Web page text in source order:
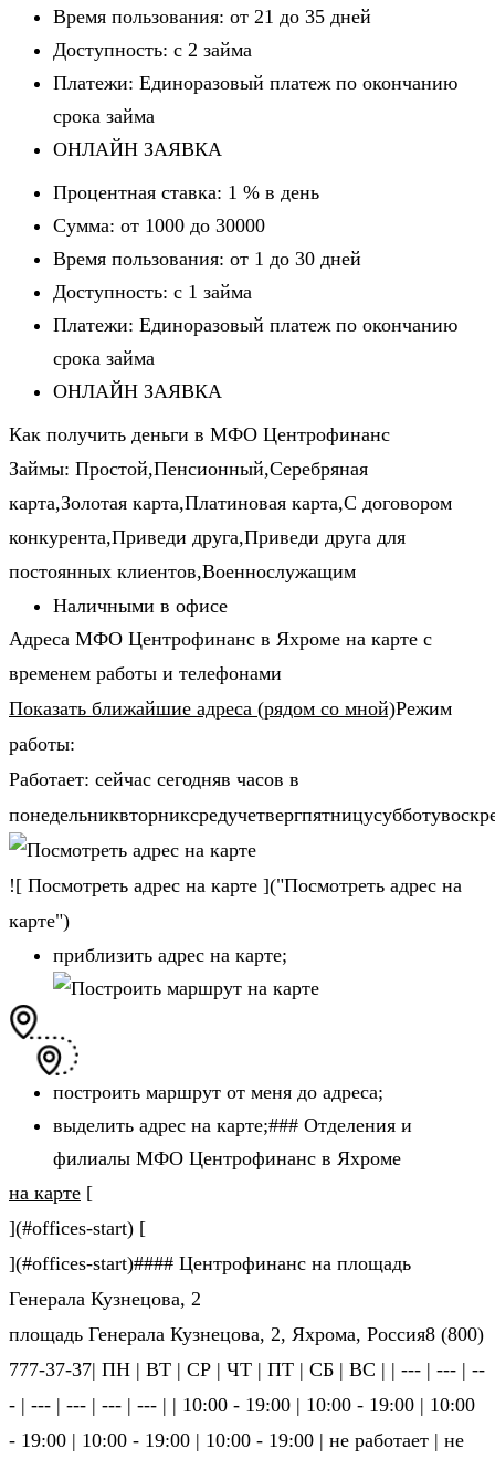
Время пользования: от 21 до 35 дней
Доступность: c 2 займа
Платежи: Единоразовый платеж по окончанию
срока займа
ОНЛАЙН ЗАЯВКА
Процентная ставка: 1 % в день
Сумма: от 1000 до 30000
Время пользования: от 1 до 30 дней
Доступность: c 1 займа
Платежи: Единоразовый платеж по окончанию
срока займа
ОНЛАЙН ЗАЯВКА
Как получить деньги в МФО Центрофинанс
Займы: Простой,Пенсионный,Серебряная
карта,Золотая карта,Платиновая карта,С договором
конкурента,Приведи друга,Приведи друга для
постоянных клиентов,Военнослужащим
Наличными в офисе
Адреса МФО Центрофинанс в Яхроме на карте с
временем работы и телефонами
Показать ближайшие адреса (рядом со мной)Режим
работы:
Работает: сейчас сегодняв часов в
![ Посмотреть адрес на карте ]("Посмотреть адрес на
карте")
приблизить адрес на карте;
построить маршрут от меня до адреса;
выделить адрес на карте;### Отделения и
филиалы МФО Центрофинанс в Яхроме
на карте [
](#offices-start) [
](#offices-start)#### Центрофинанс на площадь
Генерала Кузнецова, 2
площадь Генерала Кузнецова, 2, Яхрома, Россия8 (800)
777-37-37| ПН | ВТ | СР | ЧТ | ПТ | СБ | ВС | | --- | --- | --
- | --- | --- | --- | --- | | 10:00 - 19:00 | 10:00 - 19:00 | 10:00
- 19:00 | 10:00 - 19:00 | 10:00 - 19:00 | не ра­бо­та­ет | не